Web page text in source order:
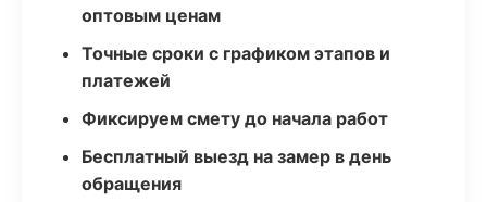
оптовым ценам
Точные сроки с графиком этапов и
платежей
Фиксируем смету до начала работ
Бесплатный выезд на замер в день
обращения